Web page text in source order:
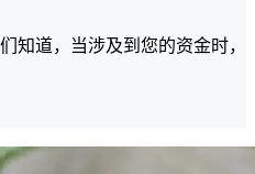
知道，当涉及到您的资金时，